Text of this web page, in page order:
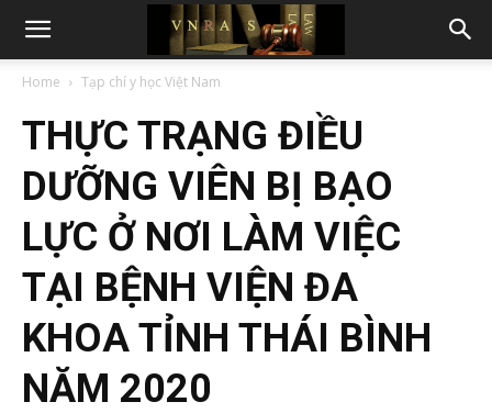
Home Tạp chí y học Việt Nam
THỰC TRẠNG ĐIỀU
DƯỠNG VIÊN BỊ BẠO
LỰC Ở NƠI LÀM VIỆC
TẠI BỆNH VIỆN ĐA
KHOA TỈNH THÁI BÌNH
NĂM 2020